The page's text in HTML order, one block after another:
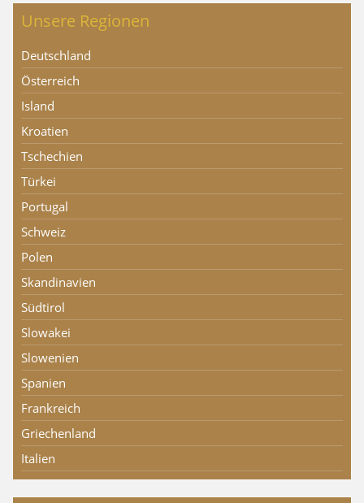
Unsere Regionen
Deutschland
Österreich
Island
Kroatien
Tschechien
Türkei
Portugal
Schweiz
Polen
Skandinavien
Südtirol
Slowakei
Slowenien
Spanien
Frankreich
Griechenland
Italien